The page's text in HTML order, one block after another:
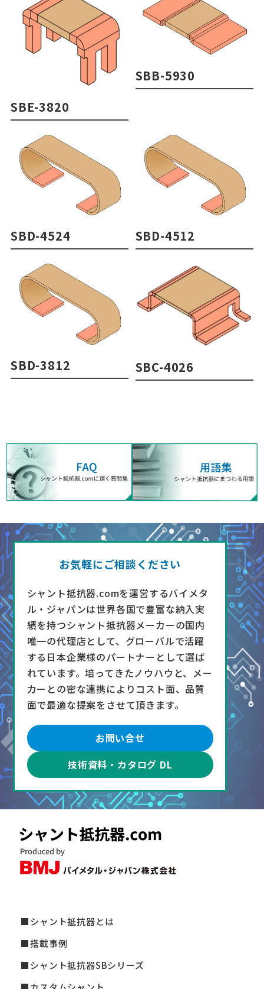
SBE-3820
SBB-5930
SBD-4524 SBD-4512
SBD-3812 SBC-4026
お気軽にご相談ください
シャント抵抗器.comを運営するバイメタ
ル・ジャパンは世界各国で豊富な納入実
績を持つシャント抵抗器メーカーの国内
唯一の代理店として、グローバルで活躍
する日本企業様のパートナーとして選ば
れています。培ってきたノウハウと、メー
カーとの密な連携によりコスト面、品質
面で最適な提案をさせて頂きます。
お問い合せ
技術資料・カタログ DL
シャント抵抗器とは
搭載事例
シャント抵抗器SBシリーズ